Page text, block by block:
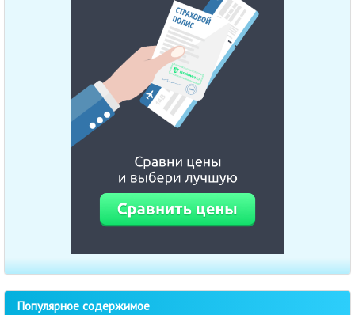
Популярное содержимое